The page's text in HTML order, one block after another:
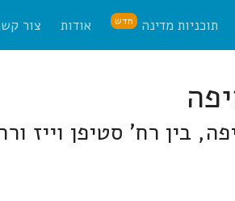
תוכניות מדינה חדש אודות צור
בין רח' סטיפן וייז